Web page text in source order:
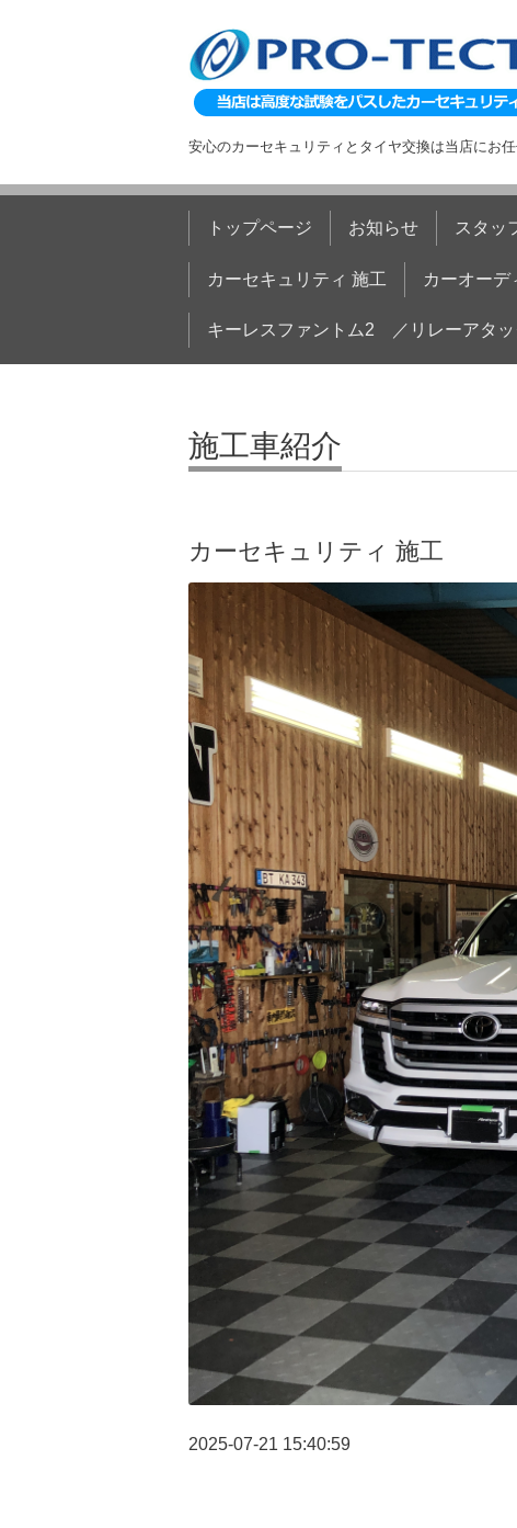
安心のカーセキュリティとタイヤ交換は当店にお任
トップページ お知らせ スタッ
カーセキュリティ 施工 カーオーデ
キーレスファントム2 ／リレーアタ
施工車紹介
カーセキュリティ 施工
2025-07-21 15:40:59